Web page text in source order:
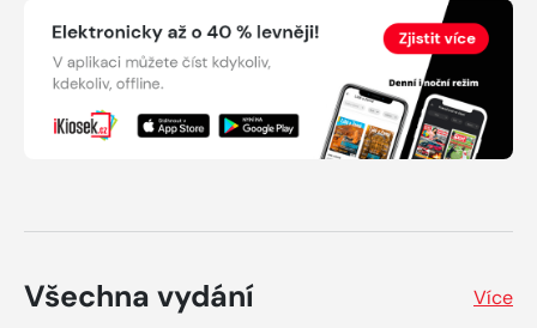
Všechna vydání Více